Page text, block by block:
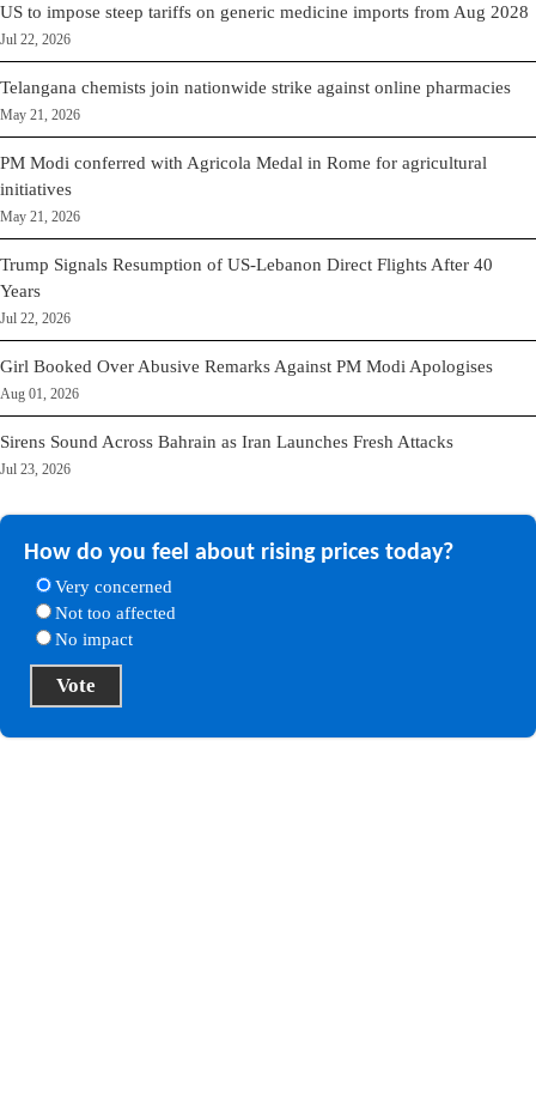
US to impose steep tariffs on generic medicine imports from Aug 2028
Jul 22, 2026
Telangana chemists join nationwide strike against online pharmacies
May 21, 2026
PM Modi conferred with Agricola Medal in Rome for agricultural
initiatives
May 21, 2026
Trump Signals Resumption of US-Lebanon Direct Flights After 40
Years
Jul 22, 2026
Girl Booked Over Abusive Remarks Against PM Modi Apologises
Aug 01, 2026
Sirens Sound Across Bahrain as Iran Launches Fresh Attacks
Jul 23, 2026
How do you feel about rising prices today?
Very concerned
Not too affected
No impact